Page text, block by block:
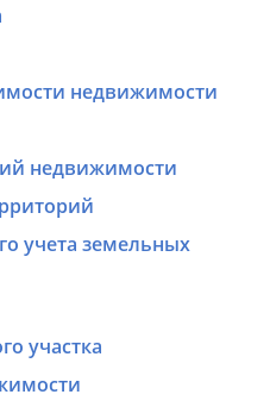
недвижимости
недвижимости
учета земельных
участка